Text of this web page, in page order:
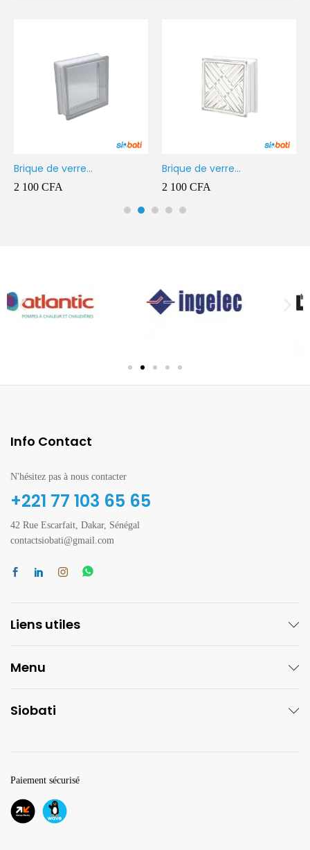
Brique de verre
190X190X80MM Transparent
2 100 CFA
Brique de verre
190X190X80MM CROSS
2 100 CFA
Info Contact
N'hésitez pas à nous contacter
+221 77 103 65 65
42 Rue Escarfait, Dakar, Sénégal
contactsiobati@gmail.com
Liens utiles
Menu
Siobati
Paiement sécurisé